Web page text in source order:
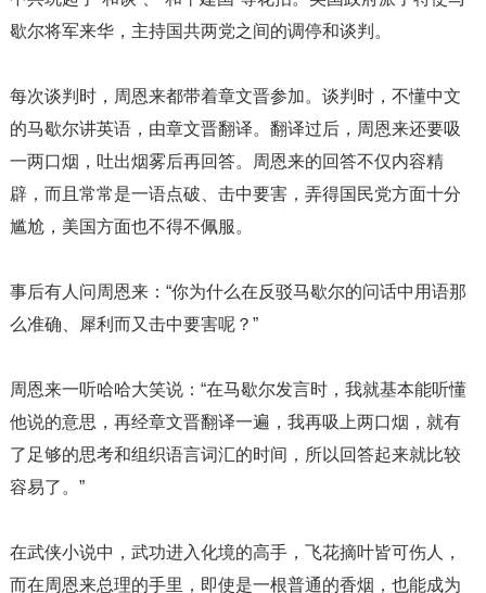
歇尔将军来华，主持国共两党之间的调停和谈判。
每次谈判时，周恩来都带着章文晋参加。谈判时，不懂中文
的马歇尔讲英语，由章文晋翻译。翻译过后，周恩来还要吸
一两口烟，吐出烟雾后再回答。周恩来的回答不仅内容精
辟，而且常常是一语点破、击中要害，弄得国民党方面十分
尴尬，美国方面也不得不佩服。
事后有人问周恩来：“你为什么在反驳马歇尔的问话中用语那
么准确、犀利而又击中要害呢？”
周恩来一听哈哈大笑说：“在马歇尔发言时，我就基本能听懂
他说的意思，再经章文晋翻译一遍，我再吸上两口烟，就有
了足够的思考和组织语言词汇的时间，所以回答起来就比较
容易了。”
在武侠小说中，武功进入化境的高手，飞花摘叶皆可伤人，
而在周恩来总理的手里，即使是一根普通的香烟，也能成为